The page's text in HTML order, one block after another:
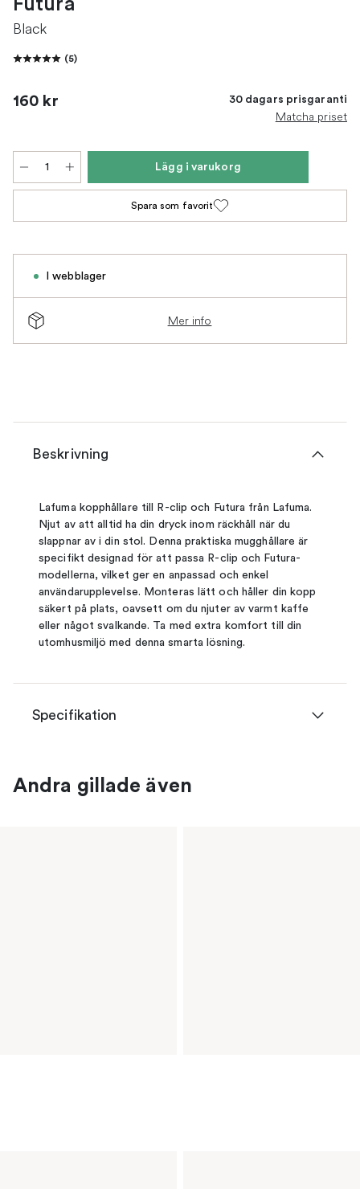
Futura
Black
(5)
160 kr 30 dagars prisgaranti
Matcha priset
Lägg i varukorg
Spara som favorit
I webblager
Mer info
Beskrivning
Lafuma kopphållare till R-clip och Futura från Lafuma.
Njut av att alltid ha din dryck inom räckhåll när du
slappnar av i din stol. Denna praktiska mugghållare är
specifikt designad för att passa R-clip och Futura-
modellerna, vilket ger en anpassad och enkel
användarupplevelse. Monteras lätt och håller din kopp
säkert på plats, oavsett om du njuter av varmt kaffe
eller något svalkande. Ta med extra komfort till din
utomhusmiljö med denna smarta lösning.
Specifikation
Andra gillade även